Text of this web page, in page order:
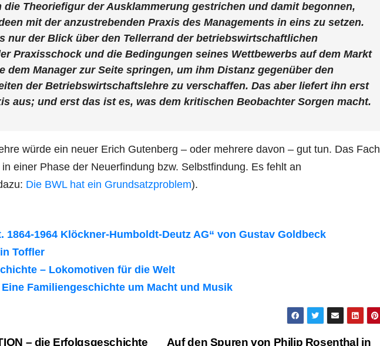
die Theoriefigur der Ausklammerung gestrichen und damit begonnen,
mit der anzustrebenden Praxis des Managements in eins zu setzen.
nur der Blick über den Tellerrand der betriebswirtschaftlichen
Praxisschock und die Bedingungen seines Wettbewerbs auf dem Markt
dem Manager zur Seite springen, um ihm Distanz gegenüber den
der Betriebswirtschaftslehre zu verschaffen. Das aber liefert ihn erst
aus; und erst das ist es, was dem kritischen Beobachter Sorgen macht.
würde ein neuer Erich Gutenberg – oder mehrere davon – gut tun. Das Fach
einer Phase der Neuerfindung bzw. Selbstfindung. Es fehlt an
Die BWL hat ein Grundsatzproblem).
1864-1964 Klöckner-Humboldt-Deutz AG“ von Gustav Goldbeck
Toffler
– Lokomotiven für die Welt
Familiengeschichte um Macht und Musik
Auf den Spuren von Philip Rosenthal in
– die Erfolgsgeschichte